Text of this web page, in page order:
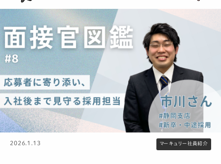
2026.1.13 マーキュリー社員紹介